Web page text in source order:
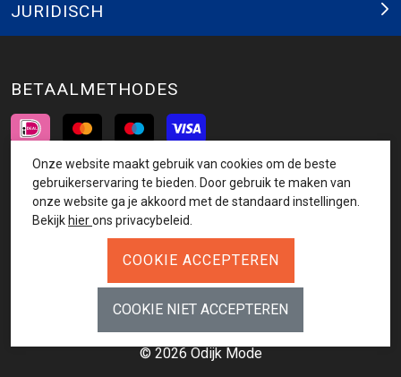
JURIDISCH
BETAALMETHODES
INSCHRIJVEN NIEUWSBRIEF
© 2026 Odijk Mode
Onze website maakt gebruik van cookies om de beste
gebruikerservaring te bieden. Door gebruik te maken van
onze website ga je akkoord met de standaard instellingen.
Bekijk hierons privacybeleid.